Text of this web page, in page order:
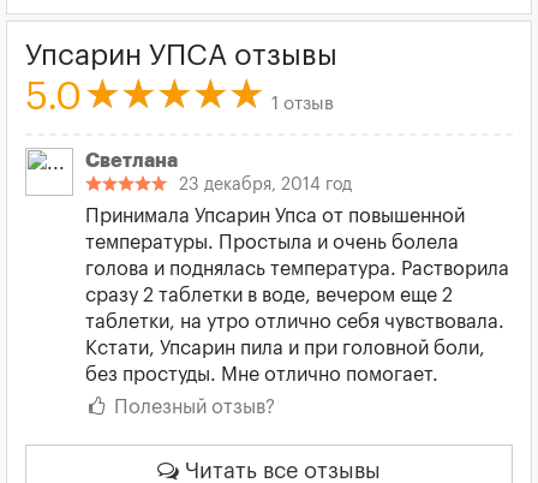
Упсарин УПСА отзывы
5.0 1 отзыв
Светлана
23 декабря, 2014 год
Принимала Упсарин Упса от повышенной
температуры. Простыла и очень болела
голова и поднялась температура. Растворила
сразу 2 таблетки в воде, вечером еще 2
таблетки, на утро отлично себя чувствовала.
Кстати, Упсарин пила и при головной боли,
без простуды. Мне отлично помогает.
Полезный отзыв?
Читать все отзывы